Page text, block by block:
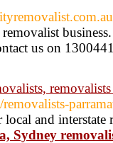
us on
removalists
and
Sydney